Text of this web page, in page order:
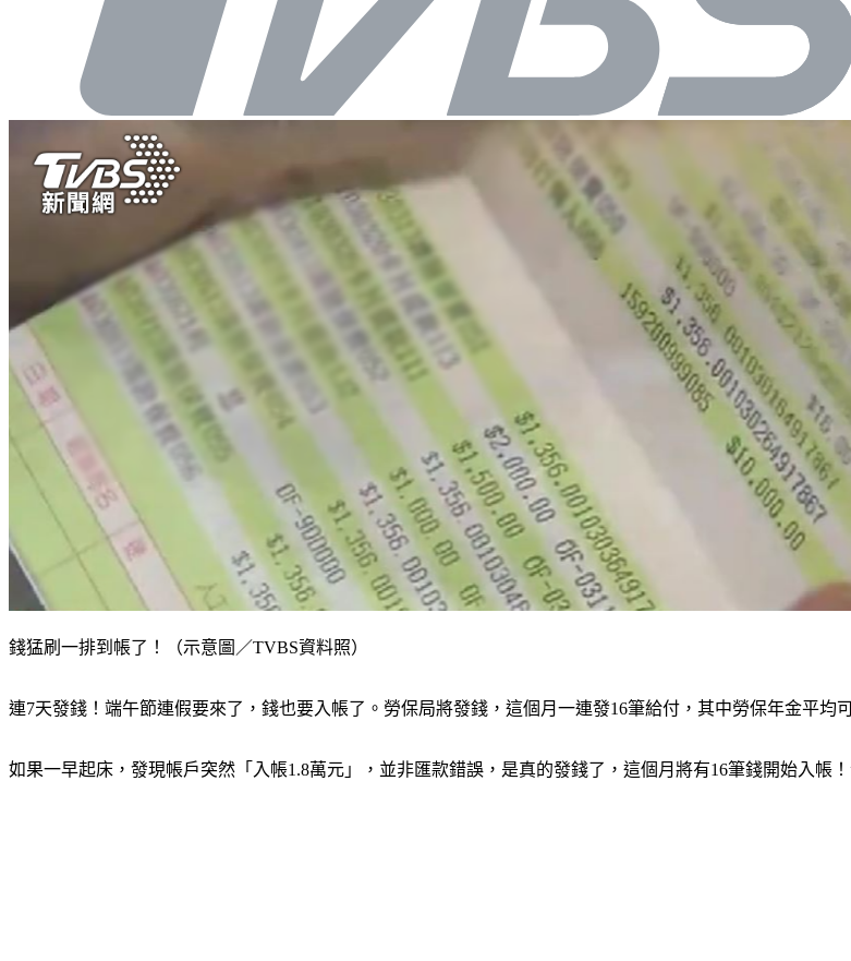
錢猛刷一排到帳了！（示意圖／TVBS資料照）
連7天發錢！端午節連假要來了，錢也要入帳了。勞保局將發錢，這個月一連發16筆給付，其中勞保年金平均
如果一早起床，發現帳戶突然「入帳1.8萬元」，並非匯款錯誤，是真的發錢了，這個月將有16筆錢開始入帳